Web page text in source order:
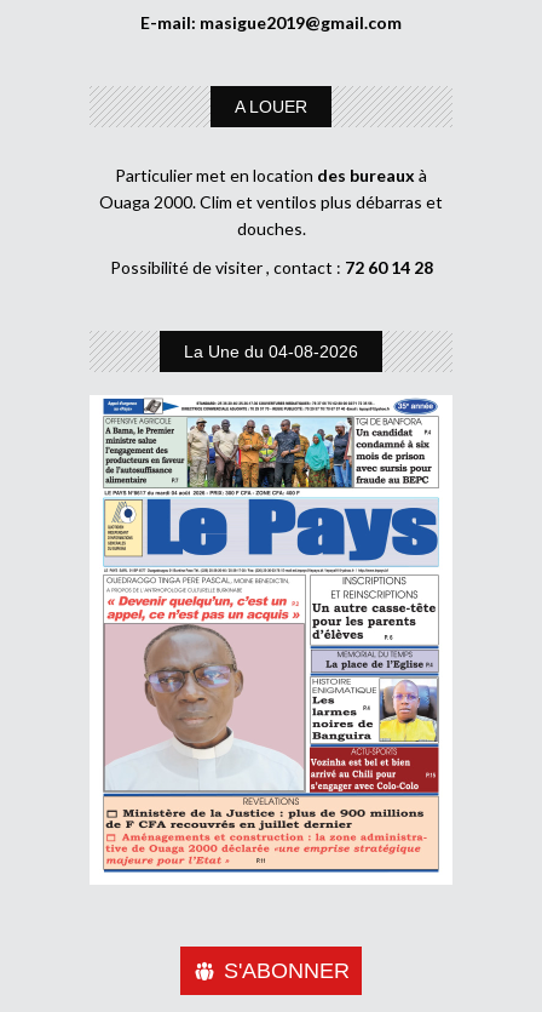
E-mail: masigue2019@gmail.com
A LOUER
Particulier met en location des bureaux à
Ouaga 2000. Clim et ventilos plus débarras et
douches.
Possibilité de visiter , contact : 72 60 14 28
La Une du 04-08-2026
S'ABONNER